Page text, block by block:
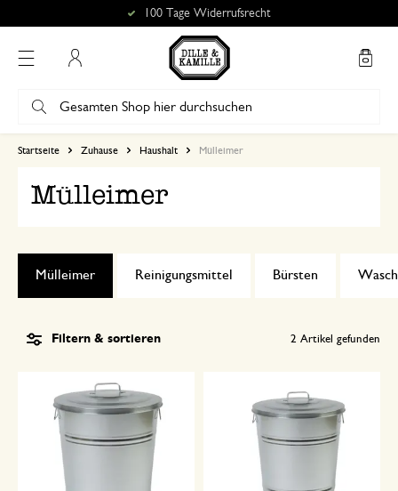
100 Tage Widerrufsrecht
Startseite Zuhause Haushalt Mülleimer
Mülleimer
Reinigungsmittel Bürsten
Mülleimer
Filtern & sortieren 2 Artikel gefunden